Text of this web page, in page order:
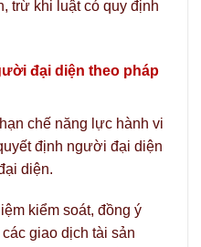
trừ khi luật có quy định
đại diện theo pháp
chế năng lực hành vi
định người đại diện
diện.
kiểm soát, đồng ý
giao dịch tài sản